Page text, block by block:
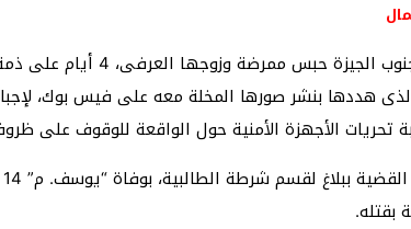
قررت نيابة جنوب
هددها بنشر صورها المخلة معه على فيس بوك،
تحريات الأجهزة الأمنية حول الواقعة للوقوف على
بقتله.